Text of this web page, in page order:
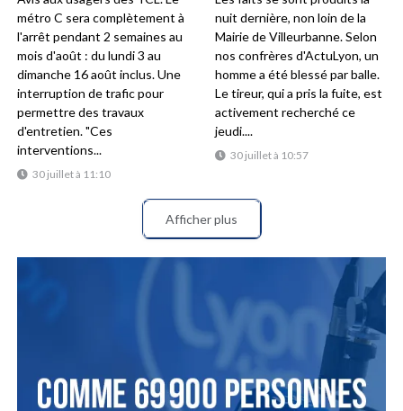
30 juillet à 11:10
métro C sera complètement à
l'arrêt pendant 2 semaines au
mois d'août : du lundi 3 au
dimanche 16 août inclus. Une
interruption de trafic pour
permettre des travaux
d'entretien. "Ces
interventions...
30 juillet à 10:57
nuit dernière, non loin de la
Mairie de Villeurbanne. Selon
nos confrères d'ActuLyon, un
homme a été blessé par balle.
Le tireur, qui a pris la fuite, est
activement recherché ce
jeudi....
Afficher plus